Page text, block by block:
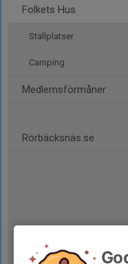
Folkets Hus
Ställplatser
Camping
Medlemsförmåner
Rörbäcksnäs.se